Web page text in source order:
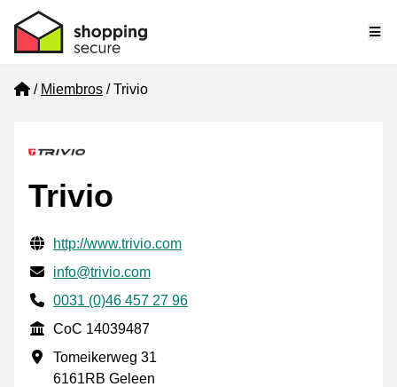
Home
Miembros Trivio
Trivio
Información de contacto verificada
Website URL
http://www.trivio.com
Envía un correo electrónico a
info@trivio.com
Phone number
0031 (0)46 457 27 96
CoC
CoC 14039487
Dirección de la empresa
Tomeikerweg 31
6161RB Geleen